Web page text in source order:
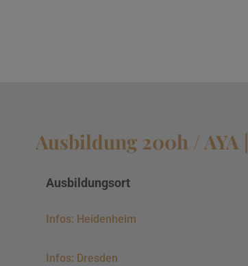
Ausbildung 200h / AYA |
Ausbildungsort
Infos: Heidenheim
Infos: Dresden